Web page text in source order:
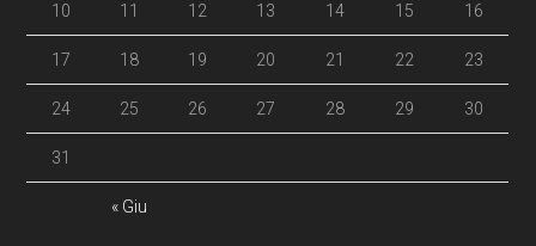
« Giu
10 11 12 13 14 15 16
17 18 19 20 21 22 23
24 25 26 27 28 29 30
31